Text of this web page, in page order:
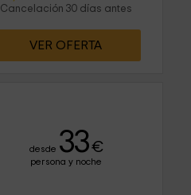
Cancelación 30 días antes
VER OFERTA
desde 33€
persona y noche